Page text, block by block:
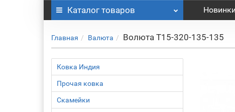
Каталог товаров Новинки
Главная Валюта Волюта Т15-320-135-135
Ковка Индия
Прочая ковка
Скамейки